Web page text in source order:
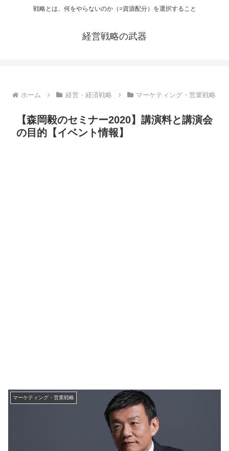
戦略とは、何をやらないのか（=資源配分）を選択すること
経営戦略の武器
ホーム 経営・経済戦略 マーケティング・営業戦略
【森岡毅のセミナー2020】講演料と講演会
の目的【イベント情報】
マーケティング・営業戦略